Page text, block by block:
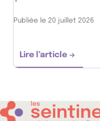
Publiée le 20 juillet 2026
Lire l’article
Sommes-